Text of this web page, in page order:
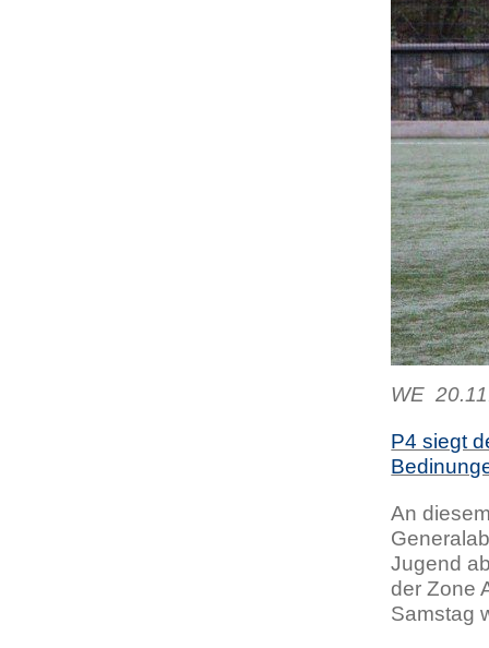
WE
P4 siegt
An
Jugend
der Zone
Samstag